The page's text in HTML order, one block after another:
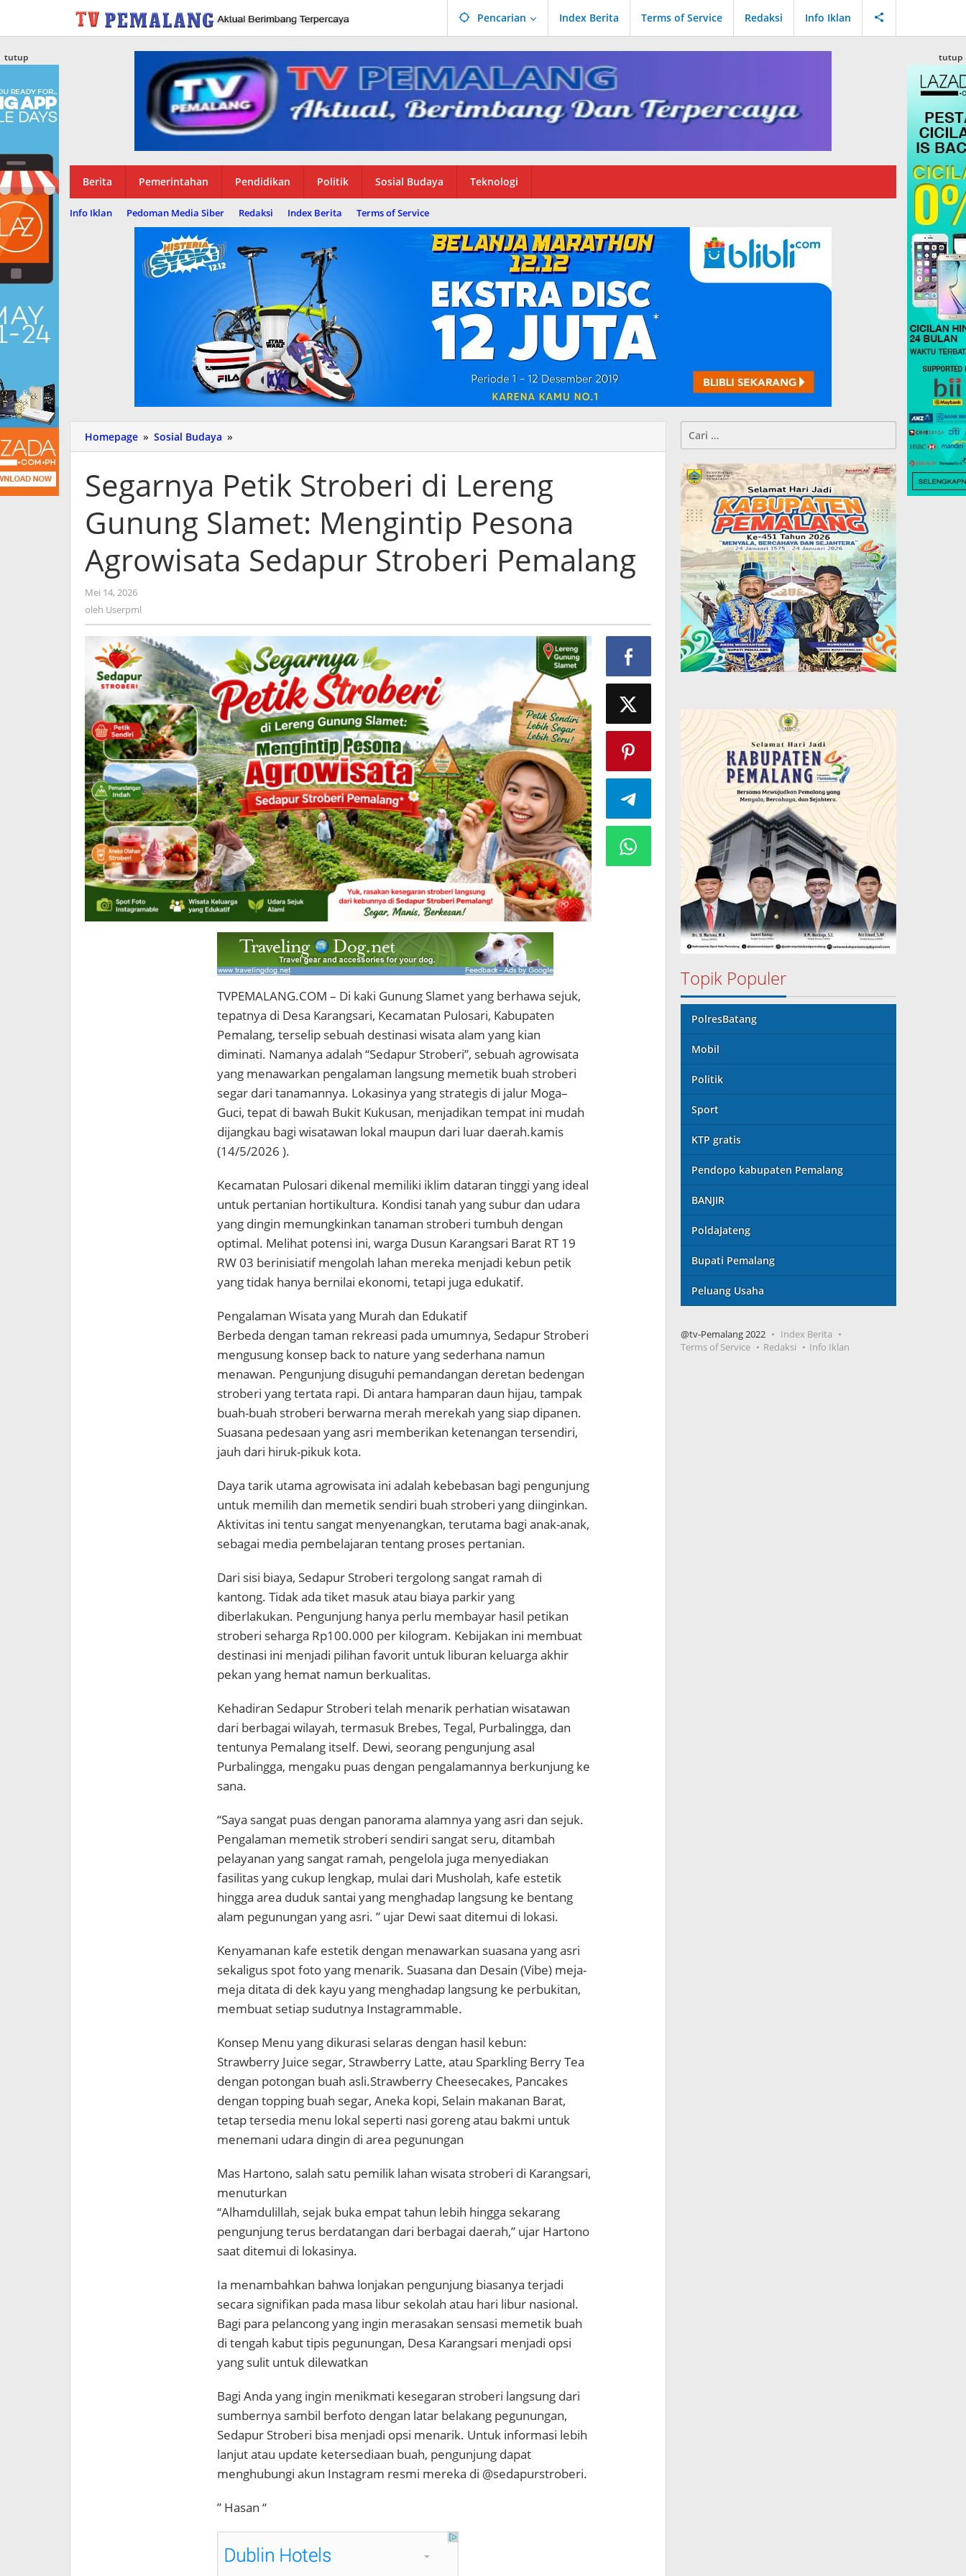
konten
Pencarian Index Berita Terms of Service Redaksi Info Iklan
Berita Pemerintahan Pendidikan Politik Sosial Budaya Teknologi
Info Iklan Pedoman Media Siber Redaksi Index Berita Terms of Service
tutup tutup
Homepage » Sosial Budaya »
Petik
di
Lereng
Slamet:
Pesona
Agrowisata
Segarnya Petik Stroberi di Lereng
Gunung Slamet: Mengintip Pesona
Agrowisata Sedapur Stroberi Pemalang
Mei 14, 2026
oleh Userpml
TVPEMALANG.COM – Di kaki Gunung Slamet yang berhawa sejuk,
tepatnya di Desa Karangsari, Kecamatan Pulosari, Kabupaten
Pemalang, terselip sebuah destinasi wisata alam yang kian
diminati. Namanya adalah “Sedapur Stroberi”, sebuah agrowisata
yang menawarkan pengalaman langsung memetik buah stroberi
segar dari tanamannya. Lokasinya yang strategis di jalur Moga–
Guci, tepat di bawah Bukit Kukusan, menjadikan tempat ini mudah
dijangkau bagi wisatawan lokal maupun dari luar daerah.kamis
(14/5/2026 ).
Kecamatan Pulosari dikenal memiliki iklim dataran tinggi yang ideal
untuk pertanian hortikultura. Kondisi tanah yang subur dan udara
yang dingin memungkinkan tanaman stroberi tumbuh dengan
optimal. Melihat potensi ini, warga Dusun Karangsari Barat RT 19
RW 03 berinisiatif mengolah lahan mereka menjadi kebun petik
yang tidak hanya bernilai ekonomi, tetapi juga edukatif.
Pengalaman Wisata yang Murah dan Edukatif
Berbeda dengan taman rekreasi pada umumnya, Sedapur Stroberi
mengusung konsep back to nature yang sederhana namun
menawan. Pengunjung disuguhi pemandangan deretan bedengan
stroberi yang tertata rapi. Di antara hamparan daun hijau, tampak
buah-buah stroberi berwarna merah merekah yang siap dipanen.
Suasana pedesaan yang asri memberikan ketenangan tersendiri,
jauh dari hiruk-pikuk kota.
Daya tarik utama agrowisata ini adalah kebebasan bagi pengunjung
untuk memilih dan memetik sendiri buah stroberi yang diinginkan.
Aktivitas ini tentu sangat menyenangkan, terutama bagi anak-anak,
sebagai media pembelajaran tentang proses pertanian.
Dari sisi biaya, Sedapur Stroberi tergolong sangat ramah di
kantong. Tidak ada tiket masuk atau biaya parkir yang
diberlakukan. Pengunjung hanya perlu membayar hasil petikan
stroberi seharga Rp100.000 per kilogram. Kebijakan ini membuat
destinasi ini menjadi pilihan favorit untuk liburan keluarga akhir
pekan yang hemat namun berkualitas.
Kehadiran Sedapur Stroberi telah menarik perhatian wisatawan
dari berbagai wilayah, termasuk Brebes, Tegal, Purbalingga, dan
tentunya Pemalang itself. Dewi, seorang pengunjung asal
Purbalingga, mengaku puas dengan pengalamannya berkunjung ke
sana.
“Saya sangat puas dengan panorama alamnya yang asri dan sejuk.
Pengalaman memetik stroberi sendiri sangat seru, ditambah
pelayanan yang sangat ramah, pengelola juga menyediakan
fasilitas yang cukup lengkap, mulai dari Musholah, kafe estetik
hingga area duduk santai yang menghadap langsung ke bentang
alam pegunungan yang asri. ” ujar Dewi saat ditemui di lokasi.
Kenyamanan kafe estetik dengan menawarkan suasana yang asri
sekaligus spot foto yang menarik. Suasana dan Desain (Vibe) meja-
meja ditata di dek kayu yang menghadap langsung ke perbukitan,
membuat setiap sudutnya Instagrammable.
Konsep Menu yang dikurasi selaras dengan hasil kebun:
Strawberry Juice segar, Strawberry Latte, atau Sparkling Berry Tea
dengan potongan buah asli.Strawberry Cheesecakes, Pancakes
dengan topping buah segar, Aneka kopi, Selain makanan Barat,
tetap tersedia menu lokal seperti nasi goreng atau bakmi untuk
menemani udara dingin di area pegunungan
Mas Hartono, salah satu pemilik lahan wisata stroberi di Karangsari,
menuturkan
“Alhamdulillah, sejak buka empat tahun lebih hingga sekarang
pengunjung terus berdatangan dari berbagai daerah,” ujar Hartono
saat ditemui di lokasinya.
Ia menambahkan bahwa lonjakan pengunjung biasanya terjadi
secara signifikan pada masa libur sekolah atau hari libur nasional.
Bagi para pelancong yang ingin merasakan sensasi memetik buah
di tengah kabut tipis pegunungan, Desa Karangsari menjadi opsi
yang sulit untuk dilewatkan
Bagi Anda yang ingin menikmati kesegaran stroberi langsung dari
sumbernya sambil berfoto dengan latar belakang pegunungan,
Sedapur Stroberi bisa menjadi opsi menarik. Untuk informasi lebih
lanjut atau update ketersediaan buah, pengunjung dapat
menghubungi akun Instagram resmi mereka di @sedapurstroberi.
” Hasan “
Cari
Topik Populer
PolresBatang
Mobil
Politik
Sport
KTP gratis
Pendopo kabupaten Pemalang
BANJIR
PoldaJateng
Bupati Pemalang
Peluang Usaha
@tv-Pemalang 2022
Index Berita
Terms of Service
Redaksi Info Iklan